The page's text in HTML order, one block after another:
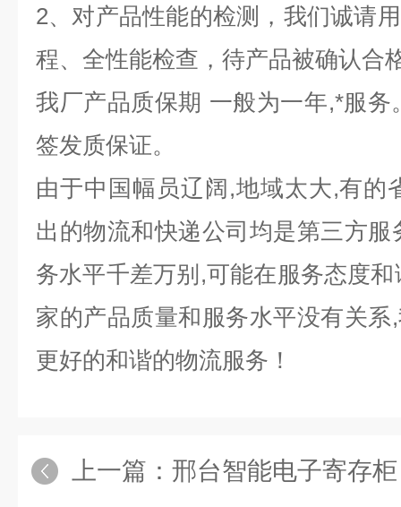
2、对产品性能的检测，我们诚请
程、全性能检查，待产品被确认合
我厂产品质保期 一般为一年,*服
签发质保证。
由于中国幅员辽阔,地域太大,有的
出的物流和快递公司均是第三方
务水平千差万别,可能在服务态度
家的产品质量和服务水平没有关
更好的和谐的物流服务！
上一篇： 邢台智能电子寄存柜